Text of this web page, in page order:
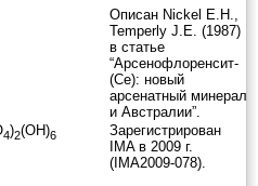
Описан Nickel E.H.,
Temperly J.E. (1987)
в статье
“Арсенофлоренсит-
(Ce): новый
арсенатный минерал
и Австралии”.
4)2(OH)6
Зарегистрирован
IMA в 2009 г.
(IMA2009-078).